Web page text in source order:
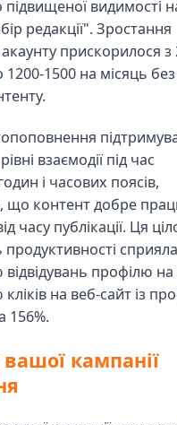
видимості
редакції". Зростання
акаунту прискорилося з
1200-1500 на місяць
взаємодії під час
і часових поясів,
що контент добре
часу публікації. Ця
продуктивності сприяла
профілю на
на веб-сайт із
156%.
кампанії